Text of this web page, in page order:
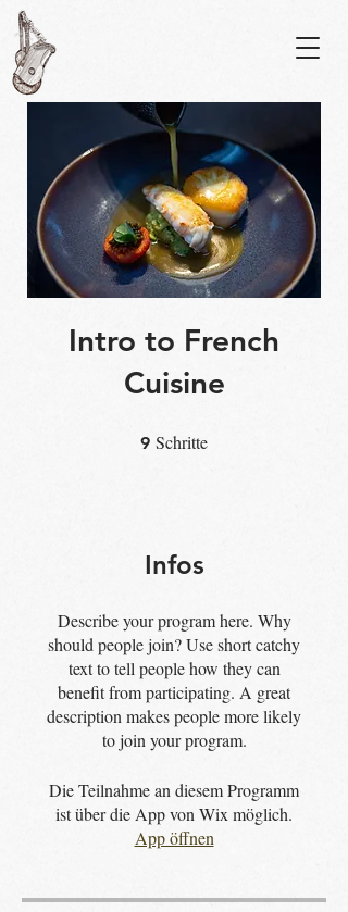
Intro to French
Cuisine
9 Schritte
Infos
Describe your program here. Why
should people join? Use short catchy
text to tell people how they can
benefit from participating. A great
description makes people more likely
to join your program.
Die Teilnahme an diesem Programm
ist über die App von Wix möglich.
App öffnen